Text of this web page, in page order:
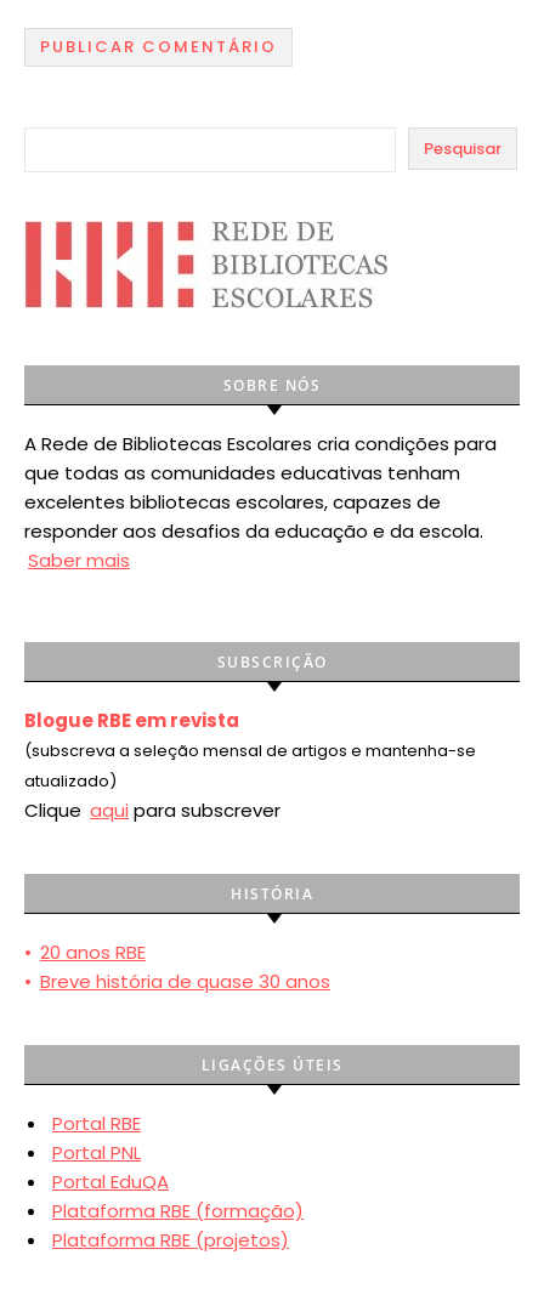
Pesquisar
SOBRE NÓS
A Rede de Bibliotecas Escolares cria condições para
que todas as comunidades educativas tenham
excelentes bibliotecas escolares, capazes de
responder aos desafios da educação e da escola.
Saber mais
SUBSCRIÇÃO
Blogue RBE em revista
(subscreva a seleção mensal de artigos e mantenha-se
atualizado)
Clique aqui para subscrever
HISTÓRIA
• 20 anos RBE
• Breve história de quase 30 anos
LIGAÇÕES ÚTEIS
Portal RBE
Portal PNL
Portal EduQA
Plataforma RBE (formação)
Plataforma RBE (projetos)